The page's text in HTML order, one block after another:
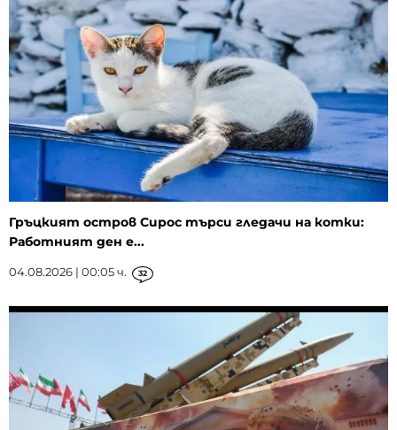
Гръцкият остров Сирос търси гледачи на котки:
Работният ден е...
04.08.2026 | 00:05 ч. 32